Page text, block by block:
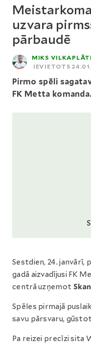
uzvara
pārbaudē
MIKS
IEVIETOTS
Pirmo spēli
FK Metta komanda.
Sestdien, 24. janvārī,
gadā aizvadījusi FK
centrā uzņemot
Spēles pirmajā
savu pārsvaru,
Pa reizei precīzi sita